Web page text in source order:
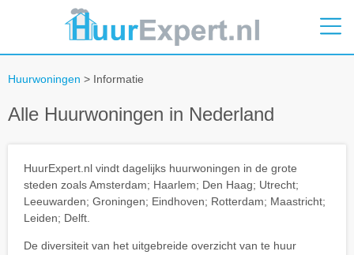
Huurwoningen > Informatie
Alle Huurwoningen in Nederland
HuurExpert.nl vindt dagelijks huurwoningen in de grote
steden zoals Amsterdam; Haarlem; Den Haag; Utrecht;
Leeuwarden; Groningen; Eindhoven; Rotterdam; Maastricht;
Leiden; Delft.
De diversiteit van het uitgebreide overzicht van te huur